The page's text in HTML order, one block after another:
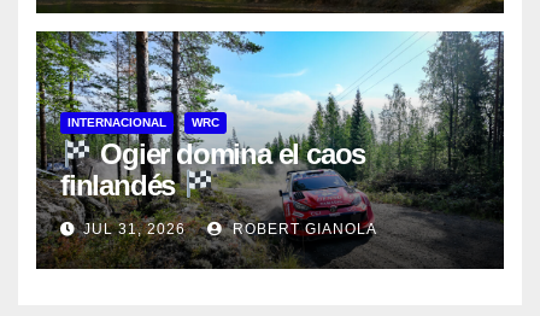
INTERNACIONAL WRC
Ogier domina el caos
finlandés
JUL 31, 2026 ROBERT GIANOLA